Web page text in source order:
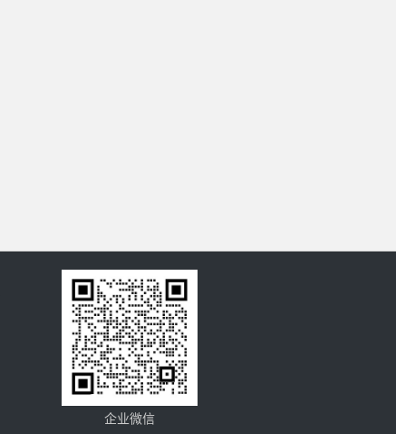
企业微信